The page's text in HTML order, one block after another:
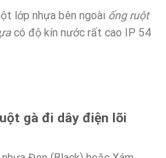
lớp nhựa bên ngoài ống ruột
có độ kín nước rất cao IP 54
gà đi dây điện lõi